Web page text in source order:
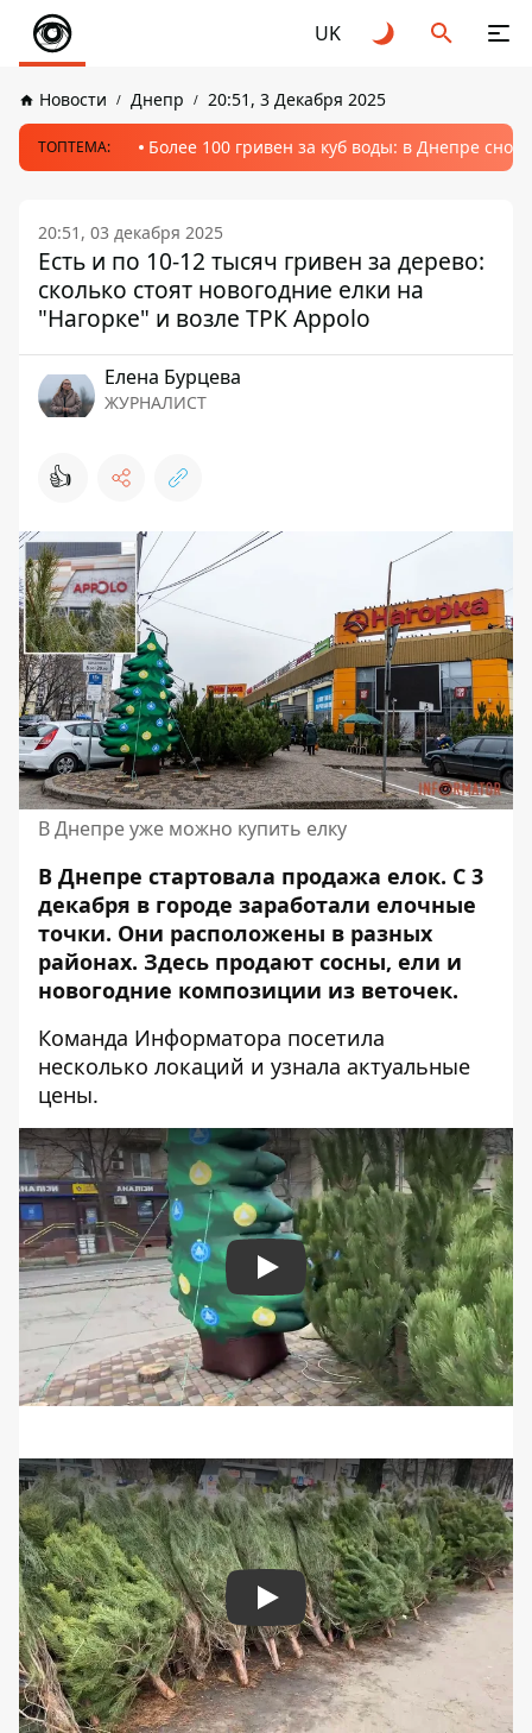
UK
Новости Днепр 20:51, 3 Декабря 2025
ТОПТЕМА: Более 100 гривен за куб воды: в Днепре
20:51, 03 декабря 2025
Есть и по 10-12 тысяч гривен за дерево:
сколько стоят новогодние елки на
"Нагорке" и возле ТРК Appolo
Елена Бурцева
ЖУРНАЛИСТ
👍
В Днепре уже можно купить елку
В Днепре стартовала продажа елок. С 3
декабря в городе заработали елочные
точки. Они расположены в разных
районах. Здесь продают сосны, ели и
новогодние композиции из веточек.
Команда Информатора посетила
несколько локаций и узнала актуальные
цены.
Play
Play